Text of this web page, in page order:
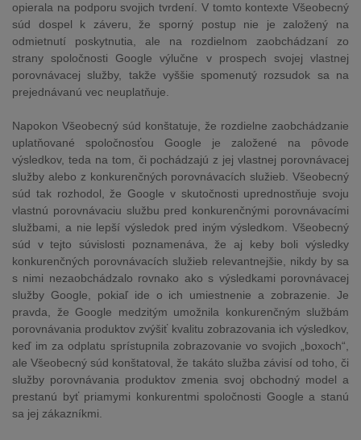
opierala na podporu svojich tvrdení. V tomto kontexte Všeobecný
súd dospel k záveru, že sporný postup nie je založený na
odmietnutí poskytnutia, ale na rozdielnom zaobchádzaní zo
strany spoločnosti Google výlučne v prospech svojej vlastnej
porovnávacej služby, takže vyššie spomenutý rozsudok sa na
prejednávanú vec neuplatňuje.
Napokon Všeobecný súd konštatuje, že rozdielne zaobchádzanie
uplatňované spoločnosťou Google je založené na pôvode
výsledkov, teda na tom, či pochádzajú z jej vlastnej porovnávacej
služby alebo z konkurenčných porovnávacích služieb. Všeobecný
súd tak rozhodol, že Google v skutočnosti uprednostňuje svoju
vlastnú porovnávaciu službu pred konkurenčnými porovnávacími
službami, a nie lepší výsledok pred iným výsledkom. Všeobecný
súd v tejto súvislosti poznamenáva, že aj keby boli výsledky
konkurenčných porovnávacích služieb relevantnejšie, nikdy by sa
s nimi nezaobchádzalo rovnako ako s výsledkami porovnávacej
služby Google, pokiaľ ide o ich umiestnenie a zobrazenie. Je
pravda, že Google medzitým umožnila konkurenčným službám
porovnávania produktov zvýšiť kvalitu zobrazovania ich výsledkov,
keď im za odplatu sprístupnila zobrazovanie vo svojich „boxoch“,
ale Všeobecný súd konštatoval, že takáto služba závisí od toho, či
služby porovnávania produktov zmenia svoj obchodný model a
prestanú byť priamymi konkurentmi spoločnosti Google a stanú
sa jej zákazníkmi.